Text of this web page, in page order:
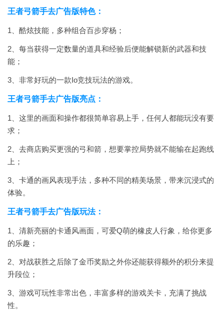
王者弓箭手去广告版特色：
1、酷炫技能，多种组合百步穿杨；
2、每当获得一定数量的道具和经验后便能解锁新的武器和技
能；
3、非常好玩的一款Io竞技玩法的游戏。
王者弓箭手去广告版亮点：
1、这里的画面和操作都很简单容易上手，任何人都能玩没有要
求；
2、去商店购买更强的弓和箭，想要掌控局势就不能输在起跑线
上；
3、卡通的画风表现手法，多种不同的精美场景，带来沉浸式的
体验。
王者弓箭手去广告版玩法：
1、清新亮丽的卡通风画面，可爱Q萌的橡皮人行象，给你更多
的乐趣；
2、对战获胜之后除了金币奖励之外你还能获得额外的积分来提
升段位；
3、游戏可玩性非常出色，丰富多样的游戏关卡，充满了挑战
性。